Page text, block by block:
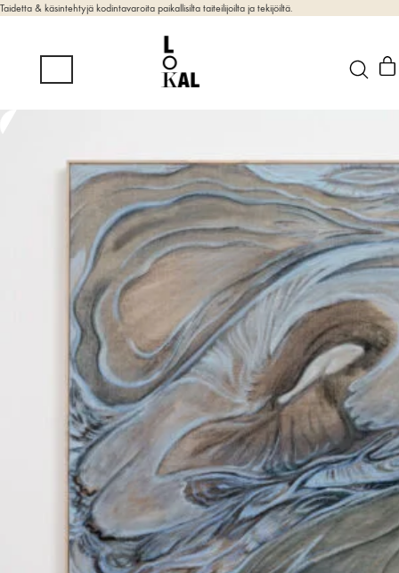
Taidetta & käsintehtyjä kodintavaroita paikallisilta taiteilijoilta ja tekijöiltä.